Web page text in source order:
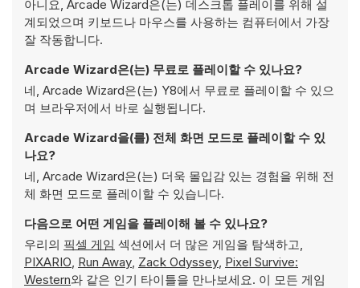
아니요, Arcade Wizard은(는) 데스크톱 플레이를 위해 설
계되었으며 키보드나 마우스를 사용하는 컴퓨터에서 가장
잘 작동합니다.
Arcade Wizard은(는) 무료로 플레이할 수 있나요?
네, Arcade Wizard은(는) Y8에서 무료로 플레이할 수 있으
며 브라우저에서 바로 실행됩니다.
Arcade Wizard을(를) 전체 화면 모드로 플레이할 수 있
나요?
네, Arcade Wizard은(는) 더욱 몰입감 있는 경험을 위해 전
체 화면 모드로 플레이할 수 있습니다.
다음으로 어떤 게임을 플레이해 볼 수 있나요?
우리의 픽셀 게임 섹션에서 더 많은 게임을 탐색하고,
PIXARIO, Run Away, Zack Odyssey, Pixel Survive:
Western와 같은 인기 타이틀을 만나보세요. 이 모든 게임